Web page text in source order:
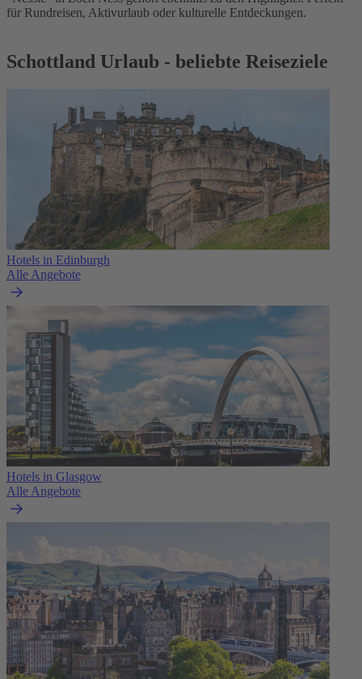
für Rundreisen, Aktivurlaub oder kulturelle Entdeckungen.
Schottland Urlaub - beliebte Reiseziele
Hotels in Edinburgh
Alle Angebote
Hotels in Glasgow
Alle Angebote